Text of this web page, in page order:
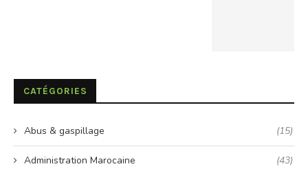
CATÉGORIES
Abus & gaspillage (15)
Administration Marocaine (43)